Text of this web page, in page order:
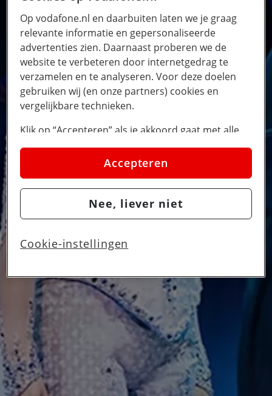
Op vodafone.nl en daarbuiten laten we je graag
relevante informatie en gepersonaliseerde
advertenties zien. Daarnaast proberen we de
website te verbeteren door internetgedrag te
verzamelen en te analyseren. Voor deze doelen
gebruiken wij (en onze partners) cookies en
vergelijkbare technieken.
Klik op “Accepteren” als je akkoord gaat met alle
cookies. Kies je voor “Nee, liever niet”, dan
plaatsen we alleen strikt noodzakelijke cookies om
de website goed te laten werken. Dat betekent dat
we geen vormen van personalisatie toepassen.
Via cookie instellingen kan je zelf bepalen welke
wijzigen of intrekken op de
Accepteren
Nee, liever niet
Cookie-instellingen